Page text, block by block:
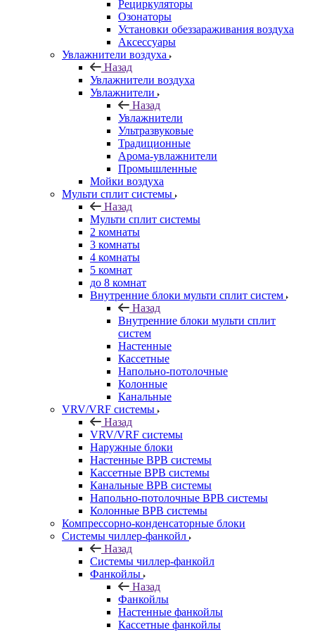
Рециркуляторы
Озонаторы
Установки обеззараживания воздуха
Аксессуары
Увлажнители воздуха
Назад
Увлажнители воздуха
Увлажнители
Назад
Увлажнители
Ультразвуковые
Традиционные
Арома-увлажнители
Промышленные
Мойки воздуха
Мульти сплит системы
Назад
Мульти сплит системы
2 комнаты
3 комнаты
4 комнаты
5 комнат
до 8 комнат
Внутренние блоки мульти сплит систем
Назад
Внутренние блоки мульти сплит
систем
Настенные
Кассетные
Напольно-потолочные
Колонные
Канальные
VRV/VRF системы
Назад
VRV/VRF системы
Наружные блоки
Настенные ВРВ системы
Кассетные ВРВ системы
Канальные ВРВ системы
Напольно-потолочные ВРВ системы
Колонные ВРВ системы
Компрессорно-конденсаторные блоки
Системы чиллер-фанкойл
Назад
Системы чиллер-фанкойл
Фанкойлы
Назад
Фанкойлы
Настенные фанкойлы
Кассетные фанкойлы